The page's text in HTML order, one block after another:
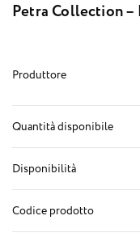
Petra Collection –
Produttore
Quantità disponibile
Disponibilità
Codice prodotto